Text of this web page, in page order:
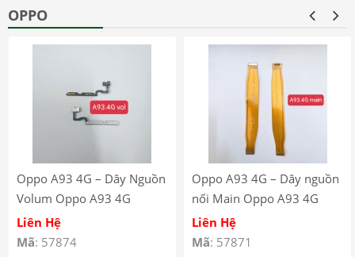
OPPO
Oppo A93 4G – Dây Nguồn
Volum Oppo A93 4G
CPH2121 CPH2123
Liên Hệ
Mã: 57874
Oppo A93 4G – Dây nguồn
nối Main Oppo A93 4G
CPH2121 CPH2123
Liên Hệ
Mã: 57871